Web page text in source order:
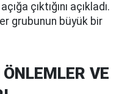
çıktığını açıkladı.
grubunun büyük bir
VE